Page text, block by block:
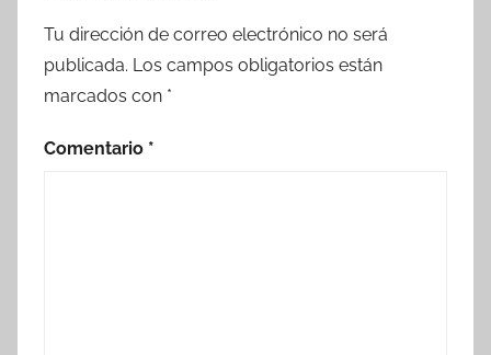
Tu dirección de correo electrónico no será
publicada. Los campos obligatorios están
marcados con *
Comentario *